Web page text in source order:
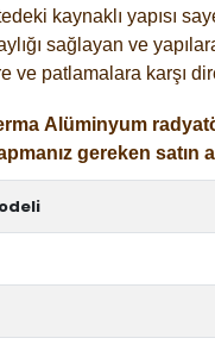
kaynaklı yapısı
sağlayan ve
ve patlamalara karşı
Alüminyum
gereken satın